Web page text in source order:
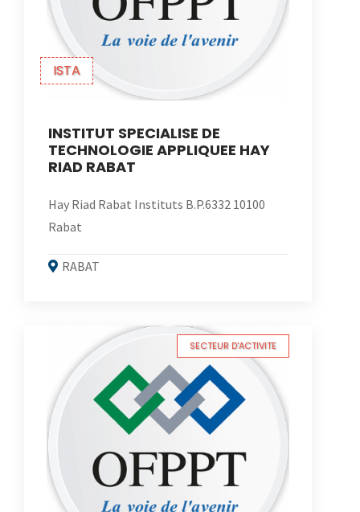
ISTA
INSTITUT SPECIALISE DE
TECHNOLOGIE APPLIQUEE HAY
RIAD RABAT
Hay Riad Rabat Instituts B.P.6332 10100
Rabat
RABAT
SECTEUR D'ACTIVITE